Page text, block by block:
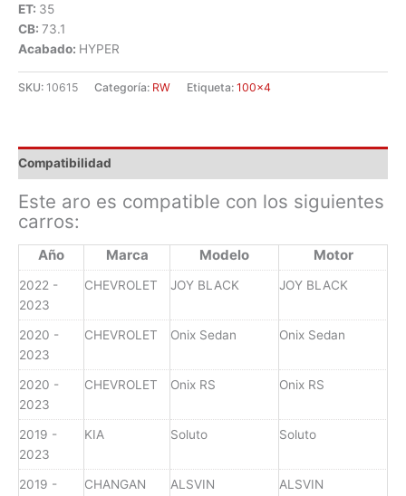
ET: 35
CB: 73.1
Acabado: HYPER
SKU: 10615 Categoría: RW Etiqueta: 100x4
Compatibilidad
Este aro es compatible con los siguientes
carros:
Año Marca Modelo Motor
2022 -
2023
CHEVROLET JOY BLACK JOY BLACK
2020 -
2023
CHEVROLET Onix Sedan Onix Sedan
2020 -
2023
CHEVROLET Onix RS Onix RS
2019 -
2023
KIA Soluto Soluto
2019 -
CHANGAN ALSVIN ALSVIN